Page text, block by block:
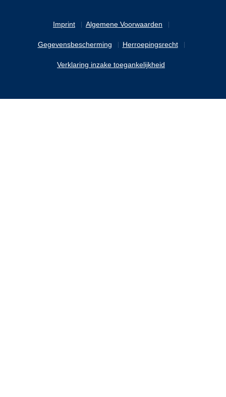
Imprint Algemene Voorwaarden
Gegevensbescherming Herroepingsrecht
Verklaring inzake toegankelijkheid